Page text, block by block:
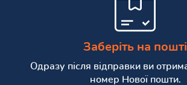
Заберіть на пошті
Одразу після відправки ви
номер Нової пошти.